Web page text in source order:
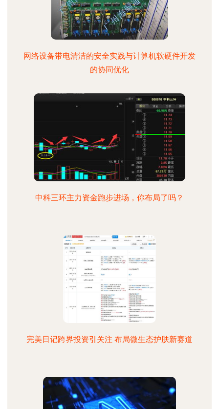
网络设备带电清洁的安全实践与计算机软硬件开发
的协同优化
中科三环主力资金跑步进场，你布局了吗？
完美日记跨界投资引关注 布局微生态护肤新赛道